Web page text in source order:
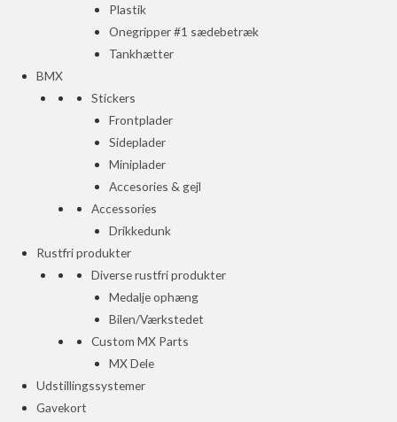
Plastik
Onegripper #1 sædebetræk
Tankhætter
BMX
Stickers
Frontplader
Sideplader
Miniplader
Accesories & gejl
Accessories
Drikkedunk
Rustfri produkter
Diverse rustfri produkter
Medalje ophæng
Bilen/Værkstedet
Custom MX Parts
MX Dele
Udstillingssystemer
Gavekort